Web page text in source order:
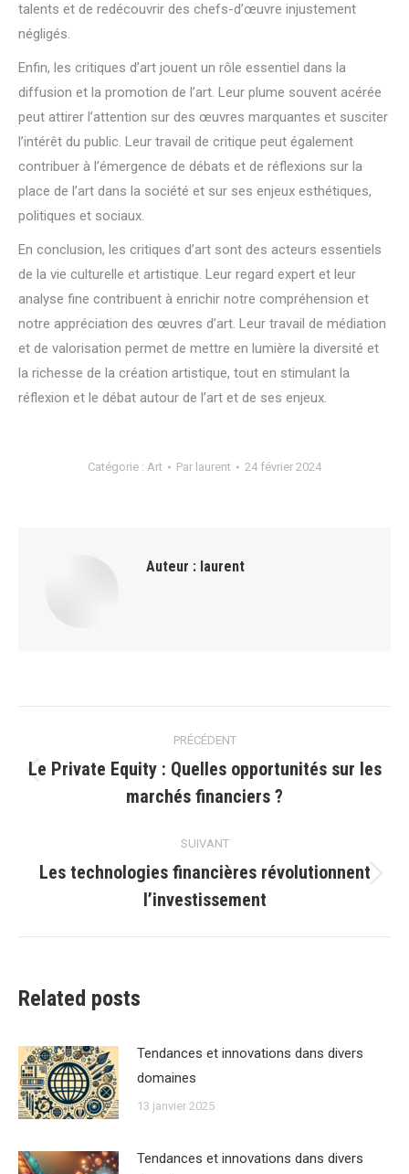
talents et de redécouvrir des chefs-d’œuvre injustement
négligés.
Enfin, les critiques d’art jouent un rôle essentiel dans la
diffusion et la promotion de l’art. Leur plume souvent acérée
peut attirer l’attention sur des œuvres marquantes et susciter
l’intérêt du public. Leur travail de critique peut également
contribuer à l’émergence de débats et de réflexions sur la
place de l’art dans la société et sur ses enjeux esthétiques,
politiques et sociaux.
En conclusion, les critiques d’art sont des acteurs essentiels
de la vie culturelle et artistique. Leur regard expert et leur
analyse fine contribuent à enrichir notre compréhension et
notre appréciation des œuvres d’art. Leur travail de médiation
et de valorisation permet de mettre en lumière la diversité et
la richesse de la création artistique, tout en stimulant la
réflexion et le débat autour de l’art et de ses enjeux.
Catégorie : Art Par laurent 24 février 2024
Auteur : laurent
article
PRÉCÉDENT
Article
précédent
Le Private Equity : Quelles opportunités sur les
marchés financiers ?
SUIVANT
suivant
:
Les technologies financières révolutionnent
l’investissement
Related posts
Tendances et innovations dans divers
domaines
13 janvier 2025
Tendances et innovations dans divers